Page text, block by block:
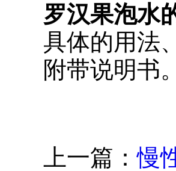
罗汉果泡水
具体的用法
附带说明书。
上一篇：慢